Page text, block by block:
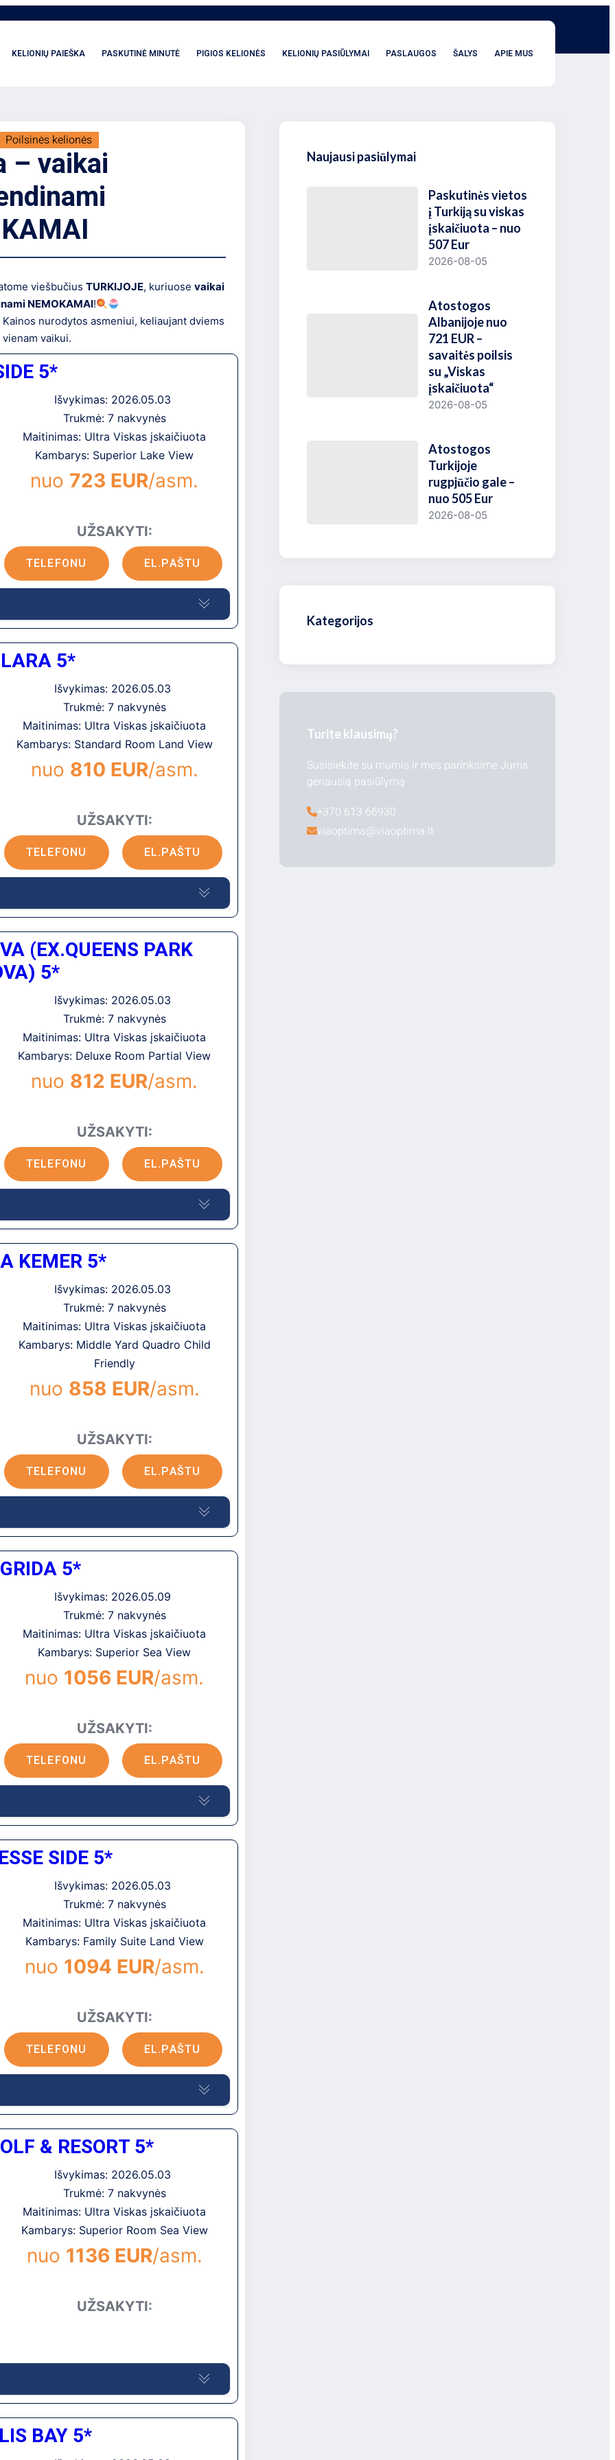
KELIONIŲ PAIEŠKA PASKUTINĖ MINUTĖ PIGIOS KELIONĖS KELIONIŲ PASIŪLYMAI PASLAUGOS ŠALYS APIE MUS
Poilsinės kelionės
– vaikai
viešbučiusTURKIJOJE, kuriuosevaikai
NEMOKAMAI!
Kainos nurodytos asmeniui, keliaujant dviems
vaikui.
5*
Išvykimas: 2026.05.03
Trukmė: 7 nakvynės
Maitinimas: Ultra Viskas įskaičiuota
Kambarys: Superior Lake View
nuo 723 EUR/asm.
UŽSAKYTI:
TELEFONU
EL.PAŠTU
renginiai, erdvūs numeriai. Graži ir
už viešbučio. Puikus stambaus smėlio
apie 110 km iki Gazipašos oro uosto,
5*
Išvykimas: 2026.05.03
Trukmė: 7 nakvynės
Maitinimas: Ultra Viskas įskaičiuota
Kambarys: Standard Room Land View
nuo 810 EUR/asm.
UŽSAKYTI:
TELEFONU
EL.PAŠTU
Rekomenduojamas šeimų
apie 25 km iki Antalijos, apie 3-4
(EX.QUEENS PARK
5*
Išvykimas: 2026.05.03
Trukmė: 7 nakvynės
Maitinimas: Ultra Viskas įskaičiuota
Kambarys: Deluxe Room Partial View
nuo 812 EUR/asm.
UŽSAKYTI:
TELEFONU
EL.PAŠTU
Erdvūs ir jaukūs numeriai.
su vaikais.
KEMER 5*
Išvykimas: 2026.05.03
Trukmė: 7 nakvynės
Maitinimas: Ultra Viskas įskaičiuota
Kambarys: Middle Yard Quadro Child
Friendly
nuo 858 EUR/asm.
UŽSAKYTI:
TELEFONU
EL.PAŠTU
Paprasti, bet jaukūs numeriai. Aktyvūs
profesionali, aukšto lygio vakarinė šou
oro uosto, apie 13 km iki Kemero,
5*
Išvykimas: 2026.05.09
Trukmė: 7 nakvynės
Maitinimas: Ultra Viskas įskaičiuota
Kambarys: Superior Sea View
nuo 1056 EUR/asm.
UŽSAKYTI:
TELEFONU
EL.PAŠTU
žalia teritorija. Pagrindinio pastato
dėmesys vaikams, gausybė pramogų
Gausus pramogų pasirinkimas
išėjimą prie baseino (skirtą tik
išskirtines privilegijas. Platus paplūdimys
tik suaugusiems. Rekomenduojamas ir
km iki Antalijos miesto centro, apie 700
SIDE 5*
Išvykimas: 2026.05.03
Trukmė: 7 nakvynės
Maitinimas: Ultra Viskas įskaičiuota
Kambarys: Family Suite Land View
nuo 1094 EUR/asm.
UŽSAKYTI:
TELEFONU
EL.PAŠTU
tinklui ir yra netoli PALOMAQUA
ypatingas dėmesys skiriamas
oro uosto, apie 109 km iki Gazipašos oro
ant jūros kranto
& RESORT 5*
Išvykimas: 2026.05.03
Trukmė: 7 nakvynės
Maitinimas: Ultra Viskas įskaičiuota
Kambarys: Superior Room Sea View
nuo 1136 EUR/asm.
UŽSAKYTI:
aptarnavimas, didelis restoranų
Yra įvairios apgyvendinimo galimybės:
BAY 5*
Naujausi pasiūlymai
Paskutinės vietos
į Turkiją su viskas
įskaičiuota – nuo
507 Eur
2026-08-05
Atostogos
Albanijoje nuo
721 EUR –
savaitės poilsis
su „Viskas
įskaičiuota“
2026-08-05
Atostogos
Turkijoje
rugpjūčio gale –
nuo 505 Eur
2026-08-05
Kategorijos
Turite klausimų?
Susisiekite su mumis ir mes parinksime Jums
geriausią pasiūlymą
+370 613 66930
viaoptima@viaoptima.lt